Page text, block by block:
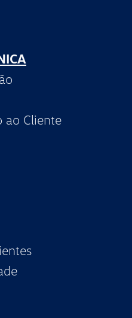
ao Cliente